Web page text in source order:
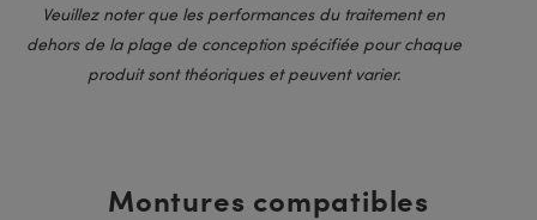
Veuillez noter que les performances du traitement en
dehors de la plage de conception spécifiée pour chaque
produit sont théoriques et peuvent varier.
Montures compatibles